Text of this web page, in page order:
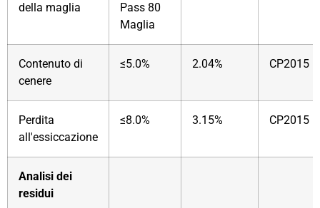
della maglia
Pass 80
Maglia
Contenuto di
cenere
≤5.0% 2.04% CP2015
Perdita
all'essiccazione
≤8.0% 3.15% CP2015
Analisi dei
residui